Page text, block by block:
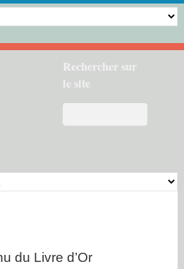
Rechercher sur
le site
du Livre d’Or